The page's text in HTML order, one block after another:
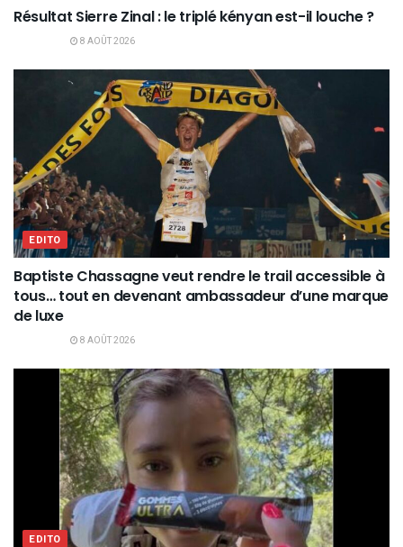
Résultat Sierre Zinal : le triplé kényan est-il louche ?
8 AOÛT 2026
EDITO
Baptiste Chassagne veut rendre le trail accessible à
tous… tout en devenant ambassadeur d’une marque
de luxe
8 AOÛT 2026
EDITO